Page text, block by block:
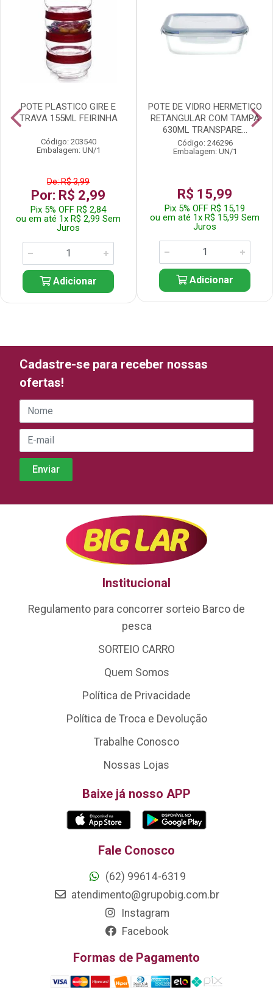
POTE PLASTICO GIRE E
TRAVA 155ML FEIRINHA
Código: 203540
Embalagem: UN/1
De: R$ 3,99
Por: R$ 2,99
Pix 5% OFF R$ 2,84
ou em até 1x R$ 2,99 Sem
Juros
Adicionar
POTE DE VIDRO HERMETICO
RETANGULAR COM TAMPA
630ML TRANSPARE...
Código: 246296
Embalagem: UN/1
R$ 15,99
Pix 5% OFF R$ 15,19
ou em até 1x R$ 15,99 Sem
Juros
Adicionar
Cadastre-se para receber nossas
ofertas!
Institucional
Regulamento para concorrer sorteio Barco de
pesca
SORTEIO CARRO
Quem Somos
Política de Privacidade
Política de Troca e Devolução
Trabalhe Conosco
Nossas Lojas
Baixe já nosso APP
Fale Conosco
(62) 99614-6319
atendimento@grupobig.com.br
Instagram
Facebook
Formas de Pagamento